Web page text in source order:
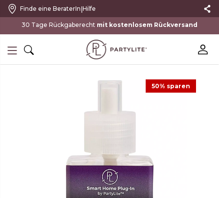
Finde eine BeraterIn|Hilfe
50% sparen